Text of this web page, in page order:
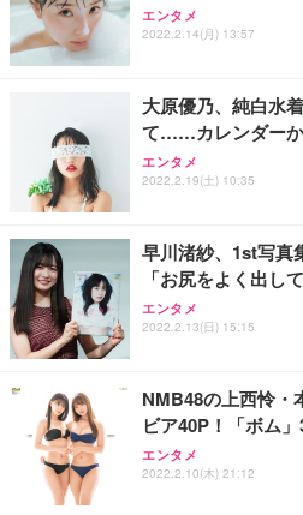
エンタメ
2022.2.14(月) 13:57
大原優乃、純白水
て……カレンダー
エンタメ
2022.2.19(土) 10:35
早川渚紗、1st写真
「お尻をよく出し
エンタメ
2022.2.13(日) 15:15
NMB48の上西怜・
ビア40P！「ボム
エンタメ
2022.2.10(木) 21:12